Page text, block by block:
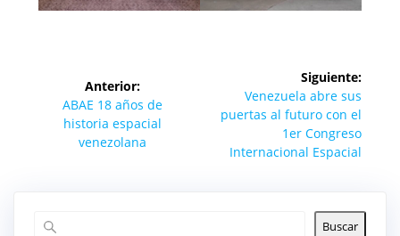
entradas
Anterior:
Entrada
anterior:
ABAE 18 años de
historia espacial
venezolana
Siguiente:
Siguiente
entrada:
Venezuela abre sus
puertas al futuro con el
1er Congreso
Internacional Espacial
Buscar